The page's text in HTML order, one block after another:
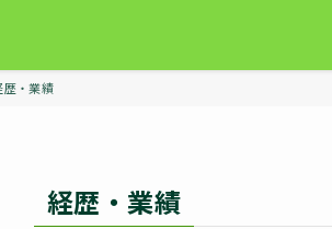
歴・業績
経歴・業績